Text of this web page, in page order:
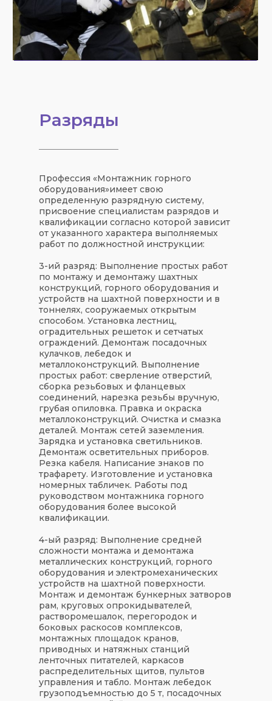
Разряды
Профессия «Монтажник горного
оборудования»имеет свою
определенную разрядную систему,
присвоение специалистам разрядов и
квалификации согласно которой зависит
от указанного характера выполняемых
работ по должностной инструкции:
3-ий разряд: Выполнение простых работ
по монтажу и демонтажу шахтных
конструкций, горного оборудования и
устройств на шахтной поверхности и в
тоннелях, сооружаемых открытым
способом. Установка лестниц,
оградительных решеток и сетчатых
ограждений. Демонтаж посадочных
кулачков, лебедок и
металлоконструкций. Выполнение
простых работ: сверление отверстий,
сборка резьбовых и фланцевых
соединений, нарезка резьбы вручную,
грубая опиловка. Правка и окраска
металлоконструкций. Очистка и смазка
деталей. Монтаж сетей заземления.
Зарядка и установка светильников.
Демонтаж осветительных приборов.
Резка кабеля. Написание знаков по
трафарету. Изготовление и установка
номерных табличек. Работы под
руководством монтажника горного
оборудования более высокой
квалификации.
4-ый разряд: Выполнение средней
сложности монтажа и демонтажа
металлических конструкций, горного
оборудования и электромеханических
устройств на шахтной поверхности.
Монтаж и демонтаж бункерных затворов
рам, круговых опрокидывателей,
растворомешалок, перегородок и
боковых раскосов комплексов,
монтажных площадок кранов,
приводных и натяжных станций
ленточных питателей, каркасов
распределительных щитов, пультов
управления и табло. Монтаж лебедок
грузоподъемностью до 5 т, посадочных